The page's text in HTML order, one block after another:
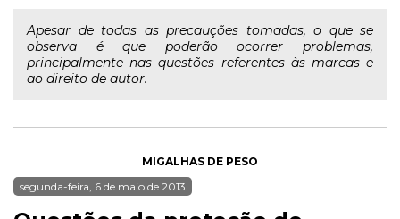
Apesar de todas as precauções tomadas, o que se
observa é que poderão ocorrer problemas,
principalmente nas questões referentes às marcas e
ao direito de autor.
MIGALHAS DE PESO
segunda-feira, 6 de maio de 2013